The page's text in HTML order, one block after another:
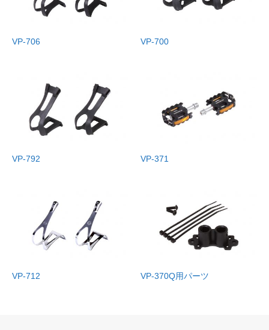
VP-706 VP-700
VP-792 VP-371
VP-712 VP-370Q用パーツ